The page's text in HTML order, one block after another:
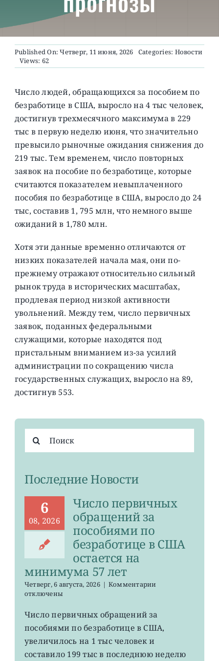
О ПРОЕКТЕ
Published On: Четверг, 11 июня, 2026 Categories: Новости
Views: 62
Число людей, обращающихся за пособием по
безработице в США, выросло на 4 тыс человек,
достигнув трехмесячного максимума в 229
тыс в первую неделю июня, что значительно
превысило рыночные ожидания снижения до
219 тыс.Тем временем, число повторных
заявок на пособие по безработице, которые
считаются показателем невыплаченного
пособия по безработице в США, выросло до 24
тыс, составив 1, 795 млн, что немного выше
ожиданий в 1,780 млн.
Хотя эти данные временно отличаются от
низких показателей начала мая, они по-
прежнему отражают относительно сильный
рынок труда в исторических масштабах,
продлевая период низкой активности
увольнений. Между тем, число первичных
заявок, поданных федеральными
служащими, которые находятся под
пристальным вниманием из-за усилий
администрации по сокращению числа
государственных служащих, выросло на 89,
достигнув 553.
поиска:
Последние Новости
6
08, 2026
Число первичных
обращений за
пособиями по
безработице в США
остается на
минимума 57 лет
Четверг, 6 августа, 2026 | Комментариик
первичных
за
безработице
отключены
Число первичных обращений за
пособиями по безработице в США,
увеличилось на 1 тыс человек и
составило 199 тыс в последнюю неделю